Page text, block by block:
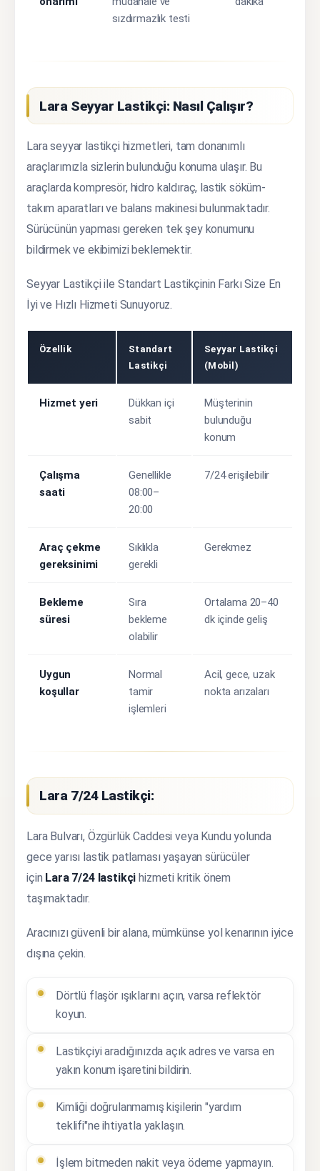
sızdırmazlık testi
Lara Seyyar Lastikçi: Nasıl Çalışır?
Lara seyyar lastikçi hizmetleri, tam donanımlı
araçlarımızla sizlerin bulunduğu konuma ulaşır. Bu
araçlarda kompresör, hidro kaldıraç, lastik söküm-
takım aparatları ve balans makinesi bulunmaktadır.
Sürücünün yapması gereken tek şey konumunu
bildirmek ve ekibimizi beklemektir.
Seyyar Lastikçi ile Standart Lastikçinin Farkı Size En
İyi ve Hızlı Hizmeti Sunuyoruz.
Özellik
Standart
Lastikçi
Seyyar Lastikçi
(Mobil)
Hizmet yeri
Dükkan içi
sabit
Müşterinin
bulunduğu
konum
Çalışma
saati
Genellikle
08:00–
20:00
7/24 erişilebilir
Araç çekme
gereksinimi
Sıklıkla
gerekli
Gerekmez
Bekleme
süresi
Sıra
bekleme
olabilir
Ortalama 20–40
dk içinde geliş
Uygun
koşullar
Normal
tamir
işlemleri
Acil, gece, uzak
nokta arızaları
Lara 7/24 Lastikçi:
Lara Bulvarı, Özgürlük Caddesi veya Kundu yolunda
gece yarısı lastik patlaması yaşayan sürücüler
için Lara 7/24 lastikçi hizmeti kritik önem
taşımaktadır.
Aracınızı güvenli bir alana, mümkünse yol kenarının iyice
dışına çekin.
Dörtlü flaşör ışıklarını açın, varsa reflektör
koyun.
Lastikçiyi aradığınızda açık adres ve varsa en
yakın konum işaretini bildirin.
Kimliği doğrulanmamış kişilerin "yardım
teklifi"ne ihtiyatla yaklaşın.
İşlem bitmeden nakit veya ödeme yapmayın.